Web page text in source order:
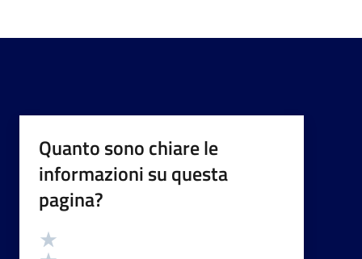
Quanto sono chiare le
informazioni su questa
pagina?
Valutazione